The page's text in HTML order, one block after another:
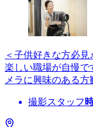
＜子供好きな方必見
楽しい職場が自慢
メラに興味のある方
撮影スタッフ